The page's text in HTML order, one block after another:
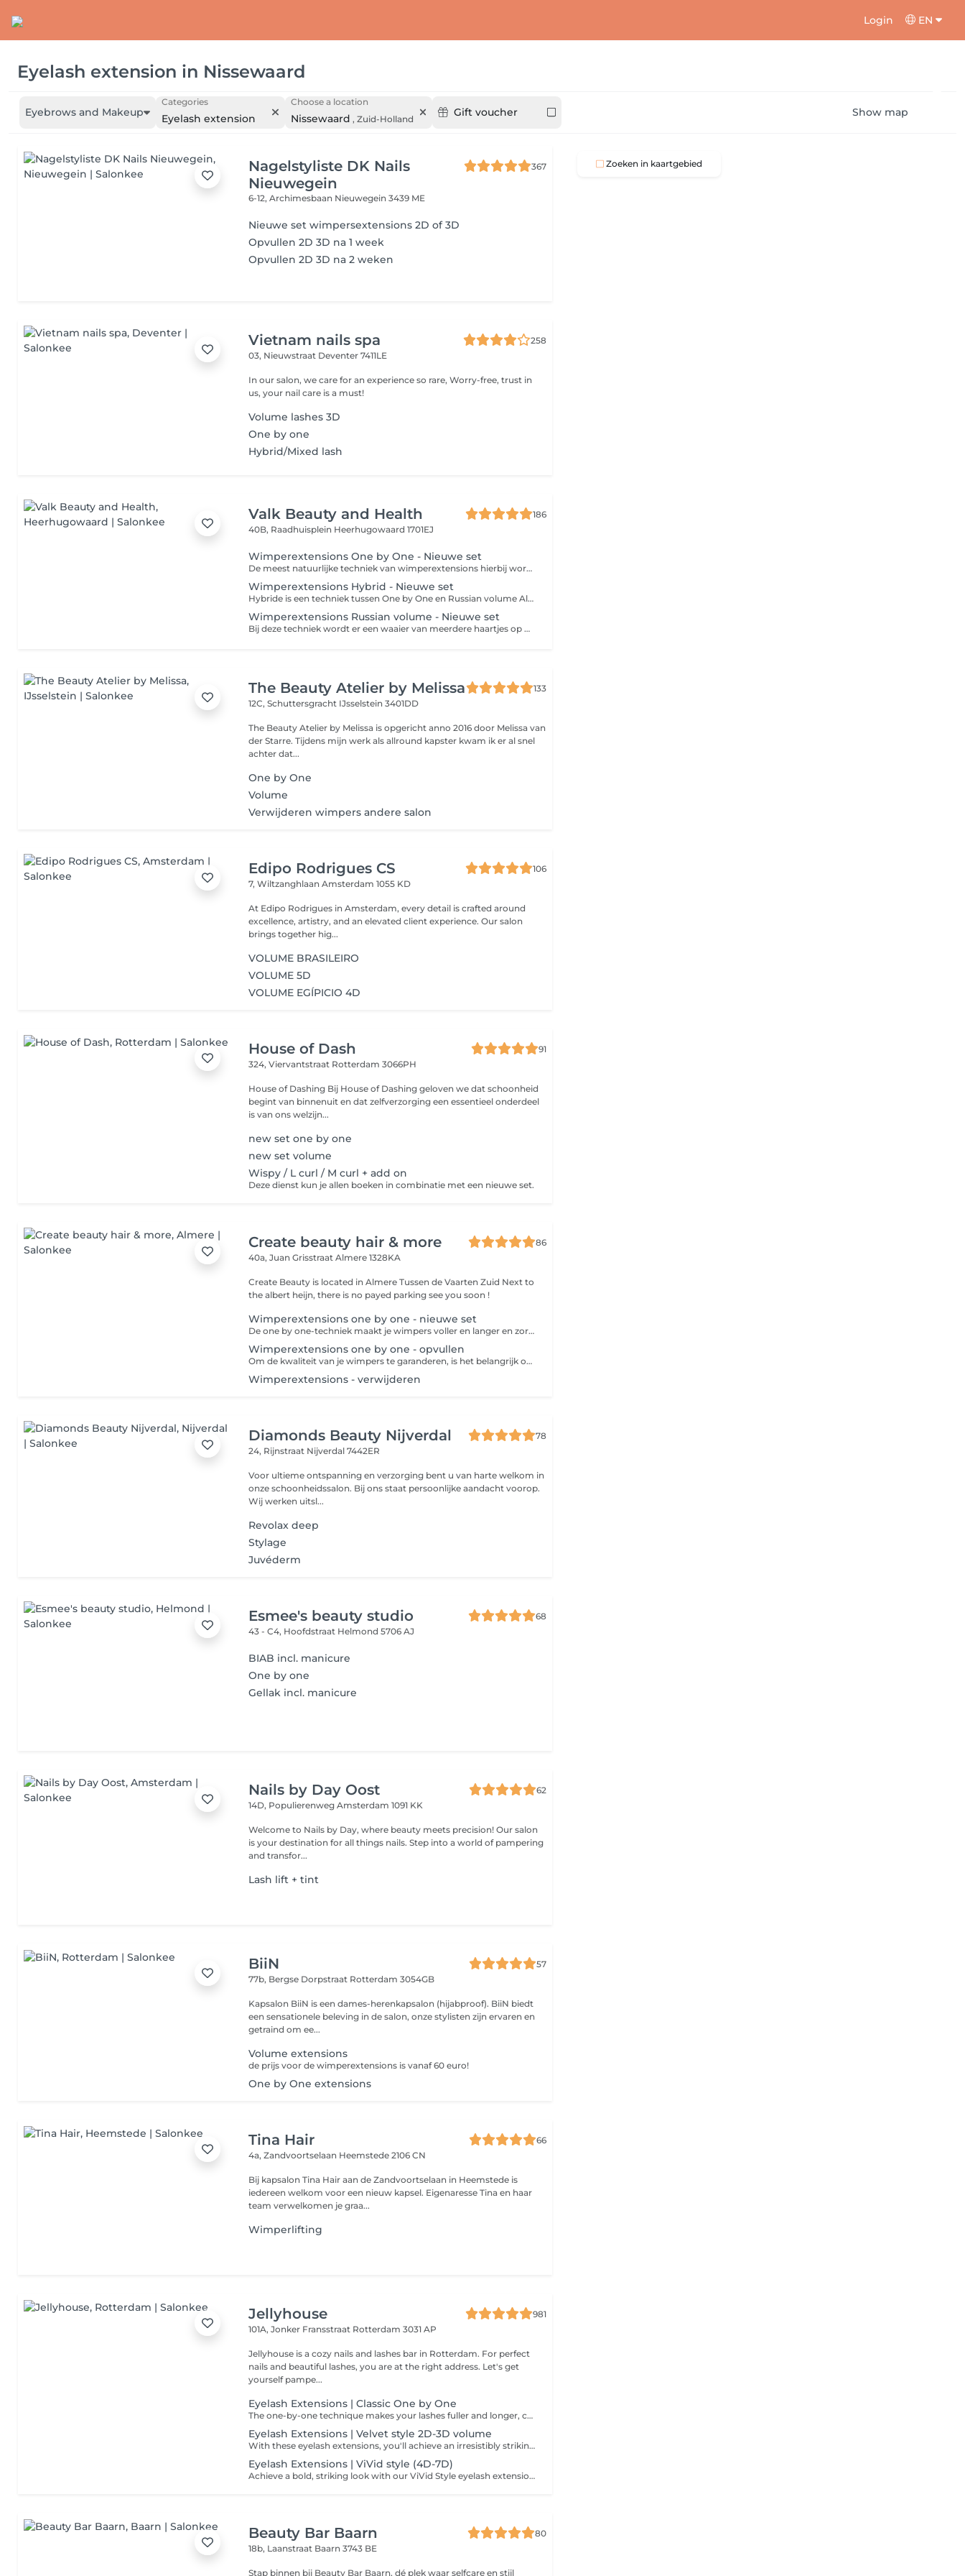
Login EN
Eyelash extension in Nissewaard
Eyebrows and Makeup
Categories
Eyelash extension
Choose a location
Nissewaard , Zuid-Holland
Gift voucher Show map
Nagelstyliste DK Nails
Nieuwegein
367
6-12, Archimesbaan Nieuwegein 3439 ME
Nieuwe set wimpersextensions 2D of 3D
Opvullen 2D 3D na 1 week
Opvullen 2D 3D na 2 weken
Vietnam nails spa
258
03, Nieuwstraat Deventer 7411LE
In our salon, we care for an experience so rare, Worry-free, trust in
us, your nail care is a must!
Volume lashes 3D
One by one
Hybrid/Mixed lash
Valk Beauty and Health
186
40B, Raadhuisplein Heerhugowaard 1701EJ
Wimperextensions One by One - Nieuwe set
De meest natuurlijke techniek van wimperextensions hierbij worden er losse haartje op je eigen wimpers geplakt. lengte en dikte van de wimpeers kunnen naar wens bepaald worden
Wimperextensions Hybrid - Nieuwe set
Hybride is een techniek tussen One by One en Russian volume Als je One by One te weinig vind en Russian te vol
Wimperextensions Russian volume - Nieuwe set
Bij deze techniek wordt er een waaier van meerdere haartjes op de eigen wimpers geplakt waardoor er meer volume wordt gecreëerd
The Beauty Atelier by Melissa
133
12C, Schuttersgracht IJsselstein 3401DD
The Beauty Atelier by Melissa is opgericht anno 2016 door Melissa van
der Starre. Tijdens mijn werk als allround kapster kwam ik er al snel
achter dat...
One by One
Volume
Verwijderen wimpers andere salon
Edipo Rodrigues CS
106
7, WiltzanghlaanAmsterdam 1055 KD
At Edipo Rodrigues in Amsterdam, every detail is crafted around
excellence, artistry, and an elevated client experience. Our salon
brings together hig...
VOLUME BRASILEIRO
VOLUME 5D
VOLUME EGÍPICIO 4D
House of Dash
91
324, Viervantstraat Rotterdam 3066PH
House of Dashing Bij House of Dashing geloven we dat schoonheid
begint van binnenuit en dat zelfverzorging een essentieel onderdeel
is van ons welzijn...
new set one by one
new set volume
Wispy / L curl / M curl + add on
Deze dienst kun je allen boeken in combinatie met een nieuwe set.
Create beauty hair & more
86
40a, Juan GrisstraatAlmere 1328KA
Create Beauty is located in Almere Tussen de Vaarten Zuid Next to
the albert heijn, there is no payed parking see you soon !
Wimperextensions one by one - nieuwe set
De one by one-techniek maakt je wimpers voller en langer en zorgt voor een natuurlijk effect. Op iedere wimper wordt één nepwimper aangebracht.
Wimperextensions one by one - opvullen
Om de kwaliteit van je wimpers te garanderen, is het belangrijk om op tijd op te vullen. Daarom gelden de volgende regels: Opvullen binnen 14 dagen (tot max. 2 weken) valt onder het normale opvultarief. Na 14 dagen (vanaf dag 15) kost opvullen meer, omdat er meer werk en tijd nodig is om je set weer mooi en vol te maken. Na 21 dagen (3 weken) of bij minder dan 40% overgebleven wimpers rekenen we een nieuwe set. Dankjewel voor je begrip en het respecteren van deze richtlijn zo blijven jouw wimpers altijd on point!
Wimperextensions - verwijderen
Diamonds Beauty Nijverdal
78
24, Rijnstraat Nijverdal 7442ER
Voor ultieme ontspanning en verzorging bent u van harte welkom in
onze schoonheidssalon. Bij ons staat persoonlijke aandacht voorop.
Wij werken uitsl...
Revolax deep
Stylage
Juvéderm
Esmee's beauty studio
68
43 - C4, Hoofdstraat Helmond 5706 AJ
BIAB incl. manicure
One by one
Gellak incl. manicure
Nails by Day Oost
62
14D, PopulierenwegAmsterdam 1091 KK
Welcome to Nails by Day, where beauty meets precision! Our salon
is your destination for all things nails. Step into a world of pampering
and transfor...
Lash lift + tint
BiiN
57
77b, Bergse Dorpstraat Rotterdam 3054GB
Kapsalon BiiN is een dames-herenkapsalon (hijabproof). BiiN biedt
een sensationele beleving in de salon, onze stylisten zijn ervaren en
getraind om ee...
Volume extensions
de prijs voor de wimperextensions is vanaf 60 euro!
One by One extensions
Tina Hair
66
4a, Zandvoortselaan Heemstede 2106 CN
Bij kapsalon Tina Hair aan de Zandvoortselaan in Heemstede is
iedereen welkom voor een nieuw kapsel. Eigenaresse Tina en haar
team verwelkomen je graa...
Wimperlifting
Jellyhouse
981
101A, Jonker Fransstraat Rotterdam 3031 AP
Jellyhouse is a cozy nails and lashes bar in Rotterdam. For perfect
nails and beautiful lashes, you are at the right address. Let's get
yourself pampe...
Eyelash Extensions | Classic One by One
The one-by-one technique makes your lashes fuller and longer, creating a natural effect. One individual lash extension is applied to each natural lash.
Eyelash Extensions | Velvet style 2D-3D volume
With these eyelash extensions, you'll achieve an irresistibly striking look. Two or three lash extensions are applied to each natural lash, making your lashes appear fuller and longer.
Eyelash Extensions | ViVid style (4D-7D)
Achieve a bold, striking look with our ViVid Style eyelash extensions. Multiple lash extensions (4D-7D) are applied to each natural lash, creating a fuller, longer, and more voluminous effect.
Beauty Bar Baarn
80
18b, Laanstraat Baarn 3743 BE
Stap binnen bij Beauty Bar Baarn, dé plek waar selfcare en stijl
Zoeken in kaartgebied